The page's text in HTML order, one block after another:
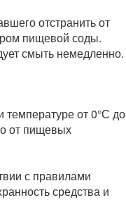
отстранить от
пищевой соды.
смыть немедленно.
от 0°С до
от пищевых
с правилами
средства и